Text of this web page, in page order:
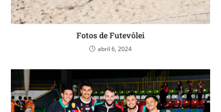
Fotos de Futevôlei
abril 6, 2024